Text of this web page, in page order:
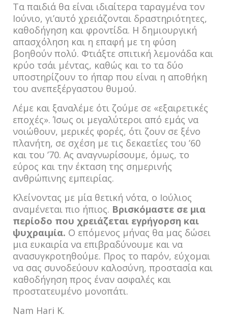
Τα παιδιά θα είναι ιδιαίτερα ταραγμένα τον
Ιούνιο, γι’αυτό χρειάζονται δραστηριότητες,
καθοδήγηση και φροντίδα. Η δημιουργική
απασχόληση και η επαφή με τη φύση
βοηθούν πολύ. Φτιάξτε σπιτική λεμονάδα και
κρύο τσάι μέντας, καθώς και το τα δύο
υποστηρίζουν το ήπαρ που είναι η αποθήκη
του ανεπεξέργαστου θυμού.
Λέμε και ξαναλέμε ότι ζούμε σε «εξαιρετικές
εποχές». Ίσως οι μεγαλύτεροι από εμάς να
νοιώθουν, μερικές φορές, ότι ζουν σε ξένο
πλανήτη, σε σχέση με τις δεκαετίες του ’60
και του ’70. Ας αναγνωρίσουμε, όμως, το
εύρος και την έκταση της σημερινής
ανθρώπινης εμπειρίας.
Κλείνοντας με μία θετική νότα, ο Ιούλιος
αναμένεται πιο ήπιος. Βρισκόμαστε σε μια
περίοδο που χρειάζεται εγρήγορση και
ψυχραιμία. Ο επόμενος μήνας θα μας δώσει
μια ευκαιρία να επιβραδύνουμε και να
ανασυγκροτηθούμε. Προς το παρόν, εύχομαι
να σας συνοδεύουν καλοσύνη, προστασία και
καθοδήγηση προς έναν ασφαλές και
προστατευμένο μονοπάτι.
Nam Hari K.